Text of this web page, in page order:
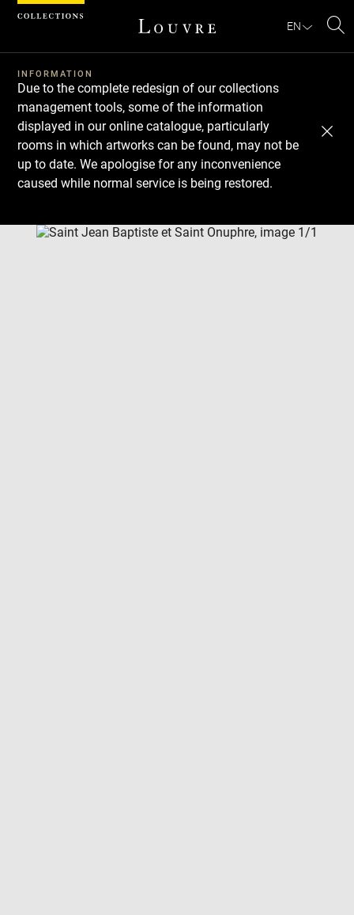
EN
INFORMATION
Due to the complete redesign of our collections
management tools, some of the information
displayed in our online catalogue, particularly
rooms in which artworks can be found, may not be
up to date. We apologise for any inconvenience
caused while normal service is being restored.
Download
Next
Previous
Cookies management panel